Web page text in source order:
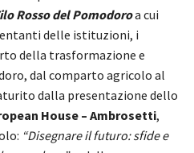
Rosso del Pomodoroa cui
delle istituzioni, i
della trasformazione e
dal comparto agricolo al
dalla presentazione dello
House – Ambrosetti,
“Disegnare il futuro: sfide e